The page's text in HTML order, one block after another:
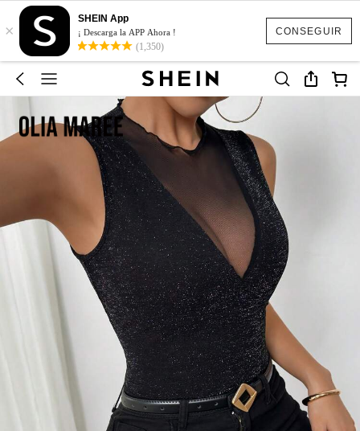
CONSEGUIR
×
SHEIN App
¡ Descarga la APP Ahora !
(1,350)